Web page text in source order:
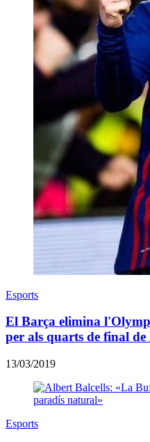
Esports
El Barça elimina
per als quarts de final
13/03/2019
Esports